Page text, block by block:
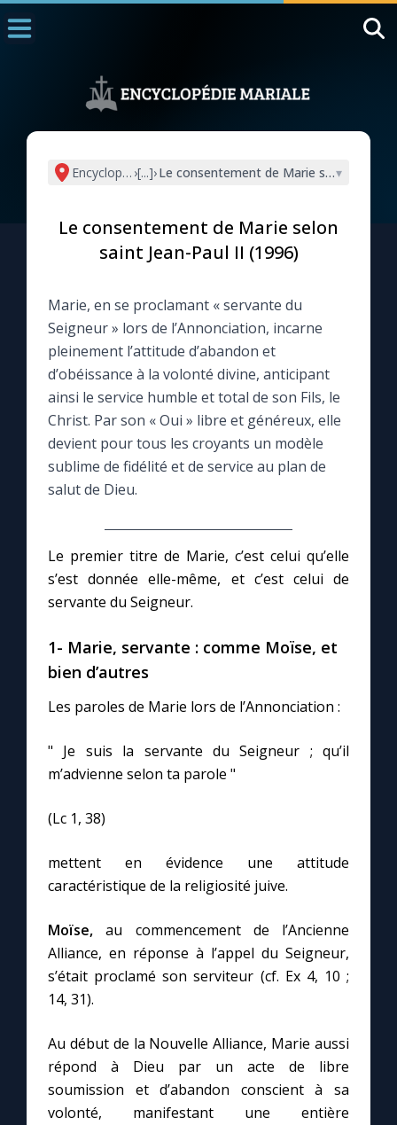
L'actualité de la semaine
La newsletter
La vidéo de la semaine
Le compte Tiktok
Le magazine
Questions-réponses
Prier au quotidien
L'Évangile chaque jour
Me consacrer à Jésus par Marie
Mes intentions de prière
Une Minute avec Marie
Une neuvaine
À la une
Encyclopédie mariale
›[...]›Le consentement de Marie selon saint
▾
Le consentement de Marie selon
saint Jean-Paul II (1996)
Marie, en se proclamant « servante du
Seigneur » lors de l’Annonciation, incarne
pleinement l’attitude d’abandon et
d’obéissance à la volonté divine, anticipant
ainsi le service humble et total de son Fils, le
Christ. Par son « Oui » libre et généreux, elle
devient pour tous les croyants un modèle
sublime de fidélité et de service au plan de
salut de Dieu.
Le premier titre de Marie, c’est celui qu’elle
s’est donnée elle-même, et c’est celui de
servante du Seigneur.
1- Marie, servante : comme Moïse, et
bien d’autres
Les paroles de Marie lors de l’Annonciation :
" Je suis la servante du Seigneur ; qu’il
m’advienne selon ta parole "
(Lc 1, 38)
mettent en évidence une attitude
caractéristique de la religiosité juive.
Moïse, au commencement de l’Ancienne
Alliance, en réponse à l’appel du Seigneur,
s’était proclamé son serviteur (cf. Ex 4, 10 ;
14, 31).
Au début de la Nouvelle Alliance, Marie aussi
répond à Dieu par un acte de libre
soumission et d’abandon conscient à sa
volonté, manifestant une entière